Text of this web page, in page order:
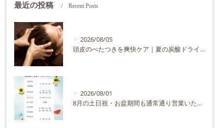
最近の投稿 Recent Posts
2026/08/05
頭皮のべたつきを爽快ケア｜夏の炭酸ドライヘッドスパ完全ガイド
2026/08/01
8月の土日祝・お盆期間も通常通り営業いたします